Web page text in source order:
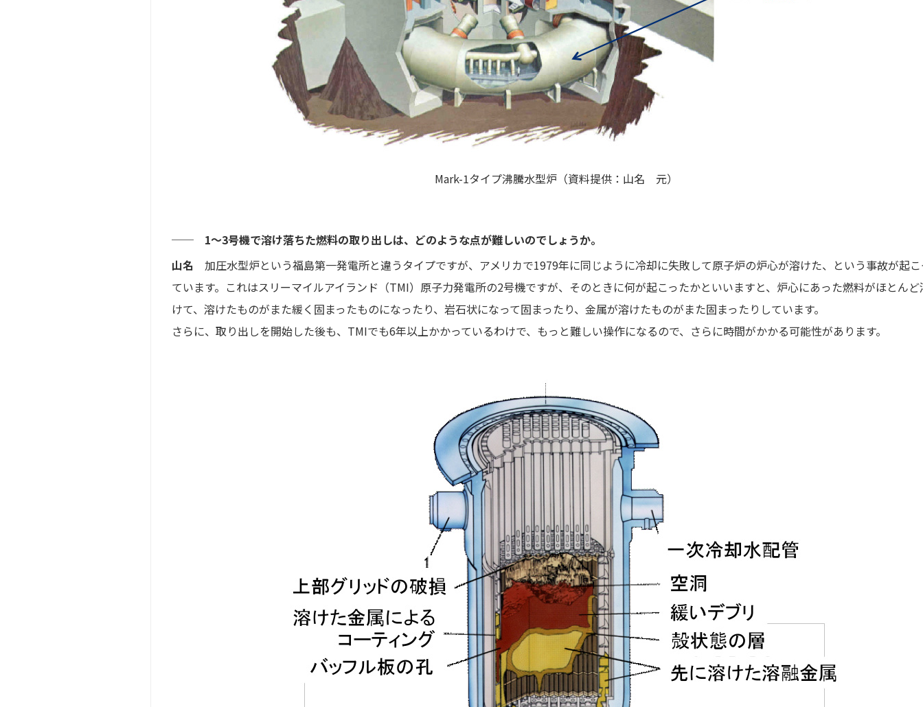
Mark-1タイプ沸騰水型炉（資料提供：山名 元）
── 1〜3号機で溶け落ちた燃料の取り出しは、どのような点が難しいのでしょうか。
山名 加圧水型炉という福島第一発電所と違うタイプですが、アメリカで1979年に同じように冷却に失敗して原子炉の炉心が溶けた、という事故が起
ています。これはスリーマイルアイランド（TMI）原子力発電所の2号機ですが、そのときに何が起こったかといいますと、炉心にあった燃料がほとんど
けて、溶けたものがまた緩く固まったものになったり、岩石状になって固まったり、金属が溶けたものがまた固まったりしています。
さらに、取り出しを開始した後も、TMIでも6年以上かかっているわけで、もっと難しい操作になるので、さらに時間がかかる可能性があります。